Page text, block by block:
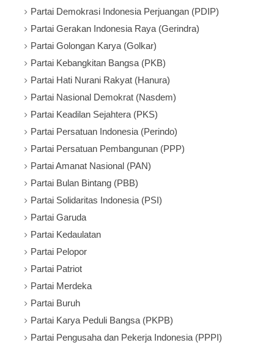
Partai Demokrasi Indonesia Perjuangan (PDIP)
Partai Gerakan Indonesia Raya (Gerindra)
Partai Golongan Karya (Golkar)
Partai Kebangkitan Bangsa (PKB)
Partai Hati Nurani Rakyat (Hanura)
Partai Nasional Demokrat (Nasdem)
Partai Keadilan Sejahtera (PKS)
Partai Persatuan Indonesia (Perindo)
Partai Persatuan Pembangunan (PPP)
Partai Amanat Nasional (PAN)
Partai Bulan Bintang (PBB)
Partai Solidaritas Indonesia (PSI)
Partai Garuda
Partai Kedaulatan
Partai Pelopor
Partai Patriot
Partai Merdeka
Partai Buruh
Partai Karya Peduli Bangsa (PKPB)
Partai Pengusaha dan Pekerja Indonesia (PPPI)